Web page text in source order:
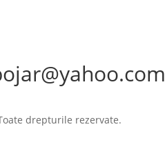
drepturile rezervate.